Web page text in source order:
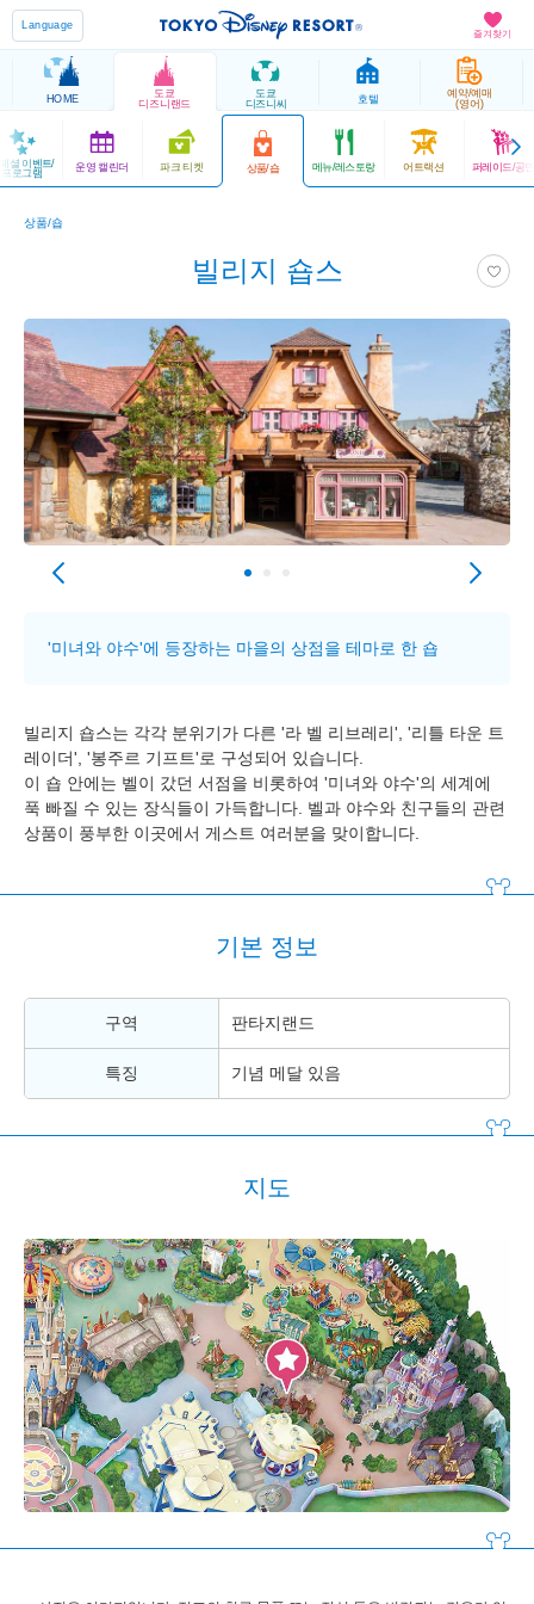
즐겨찾기
Language
HOME
도쿄
디즈니랜드
도쿄
디즈니씨
호텔
예약/예매
(영어)
셜 이벤트/
프로그램 운영 캘린더 파크 티켓 상품/숍 메뉴/레스토랑 어트랙션 퍼레이드/공연
상품/숍
빌리지 숍스
'미녀와 야수'에 등장하는 마을의 상점을 테마로 한 숍
빌리지 숍스는 각각 분위기가 다른 '라 벨 리브레리', '리틀 타운 트
레이더', '봉주르 기프트'로 구성되어 있습니다.
이 숍 안에는 벨이 갔던 서점을 비롯하여 '미녀와 야수'의 세계에
푹 빠질 수 있는 장식들이 가득합니다. 벨과 야수와 친구들의 관련
상품이 풍부한 이곳에서 게스트 여러분을 맞이합니다.
기본 정보
구역 판타지랜드
특징 기념 메달 있음
지도